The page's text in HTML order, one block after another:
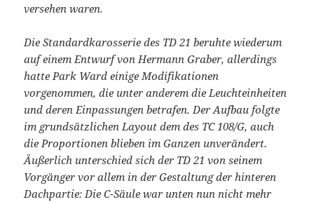
versehen waren.
Die Standardkarosserie des TD 21 beruhte wiederum
auf einem Entwurf von Hermann Graber, allerdings
hatte Park Ward einige Modifikationen
vorgenommen, die unter anderem die Leuchteinheiten
und deren Einpassungen betrafen. Der Aufbau folgte
im grundsätzlichen Layout dem des TC 108/G, auch
die Proportionen blieben im Ganzen unverändert.
Äußerlich unterschied sich der TD 21 von seinem
Vorgänger vor allem in der Gestaltung der hinteren
Dachpartie: Die C-Säule war unten nun nicht mehr